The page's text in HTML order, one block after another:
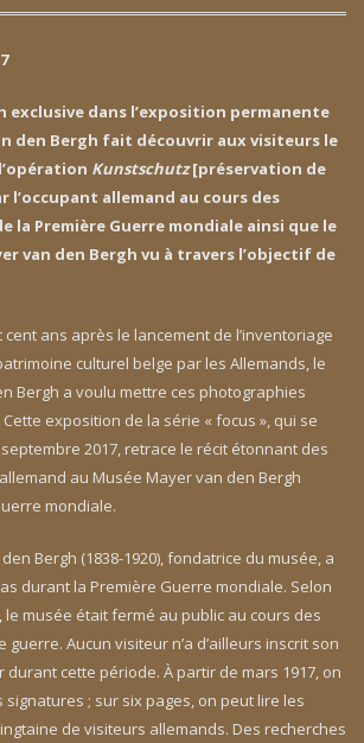
dans l’exposition permanente
den Bergh fait découvrir aux visiteurs le
Kunstschutz[préservation de
l’occupant allemand au cours des
la Première Guerre mondiale ainsi que le
van den Bergh vu à travers l’objectif de
cent ans après le lancement de l’inventoriage
culturel belge par les Allemands, le
Bergh a voulu mettre ces photographies
exposition de la série « focus », qui se
2017, retrace le récit étonnant des
au Musée Mayer van den Bergh
mondiale.
Bergh (1838-1920), fondatrice du musée, a
durant la Première Guerre mondiale. Selon
musée était fermé au public au cours des
Aucun visiteur n’a d’ailleurs inscrit son
durant cette période. À partir de mars 1917, on
; sur six pages, on peut lire les
de visiteurs allemands. Des recherches